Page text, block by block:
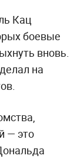
Кац
боевые
вновь.
на
— это